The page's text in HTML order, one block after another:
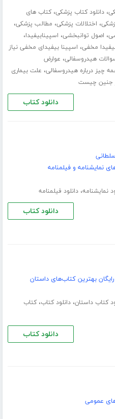
،دانلود کتاب پزشکی،کتاب های
، اختلالات پزشکی، مطالب پزشکی،
، اصول توانبخشی، اسپینابیفیدا،
مخفی، اسپینا بیفیدای مخفی نیاز
هیدروسفالی، عوارض
چیز درباره هیدروسفالی، علت بیماری
جنین چیست
دانلود کتاب
نمایشنامه و فیلمنامه
نمایشنامه،دانلود فیلمنامه
دانلود کتاب
رایگان بهترین کتاب‌های داستان
کتاب داستان،دانلود کتاب،کتاب
دانلود کتاب
عمومی